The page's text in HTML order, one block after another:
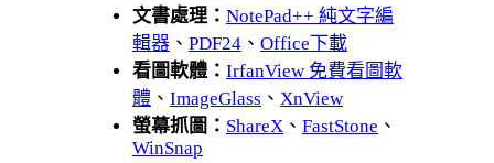
文書處理： NotePad++ 純文字編
輯器 、 PDF24 、 Office下載
看圖軟體： IrfanView 免費看圖軟
體 、 ImageGlass 、 XnView
螢幕抓圖： ShareX 、 FastStone 、
WinSnap